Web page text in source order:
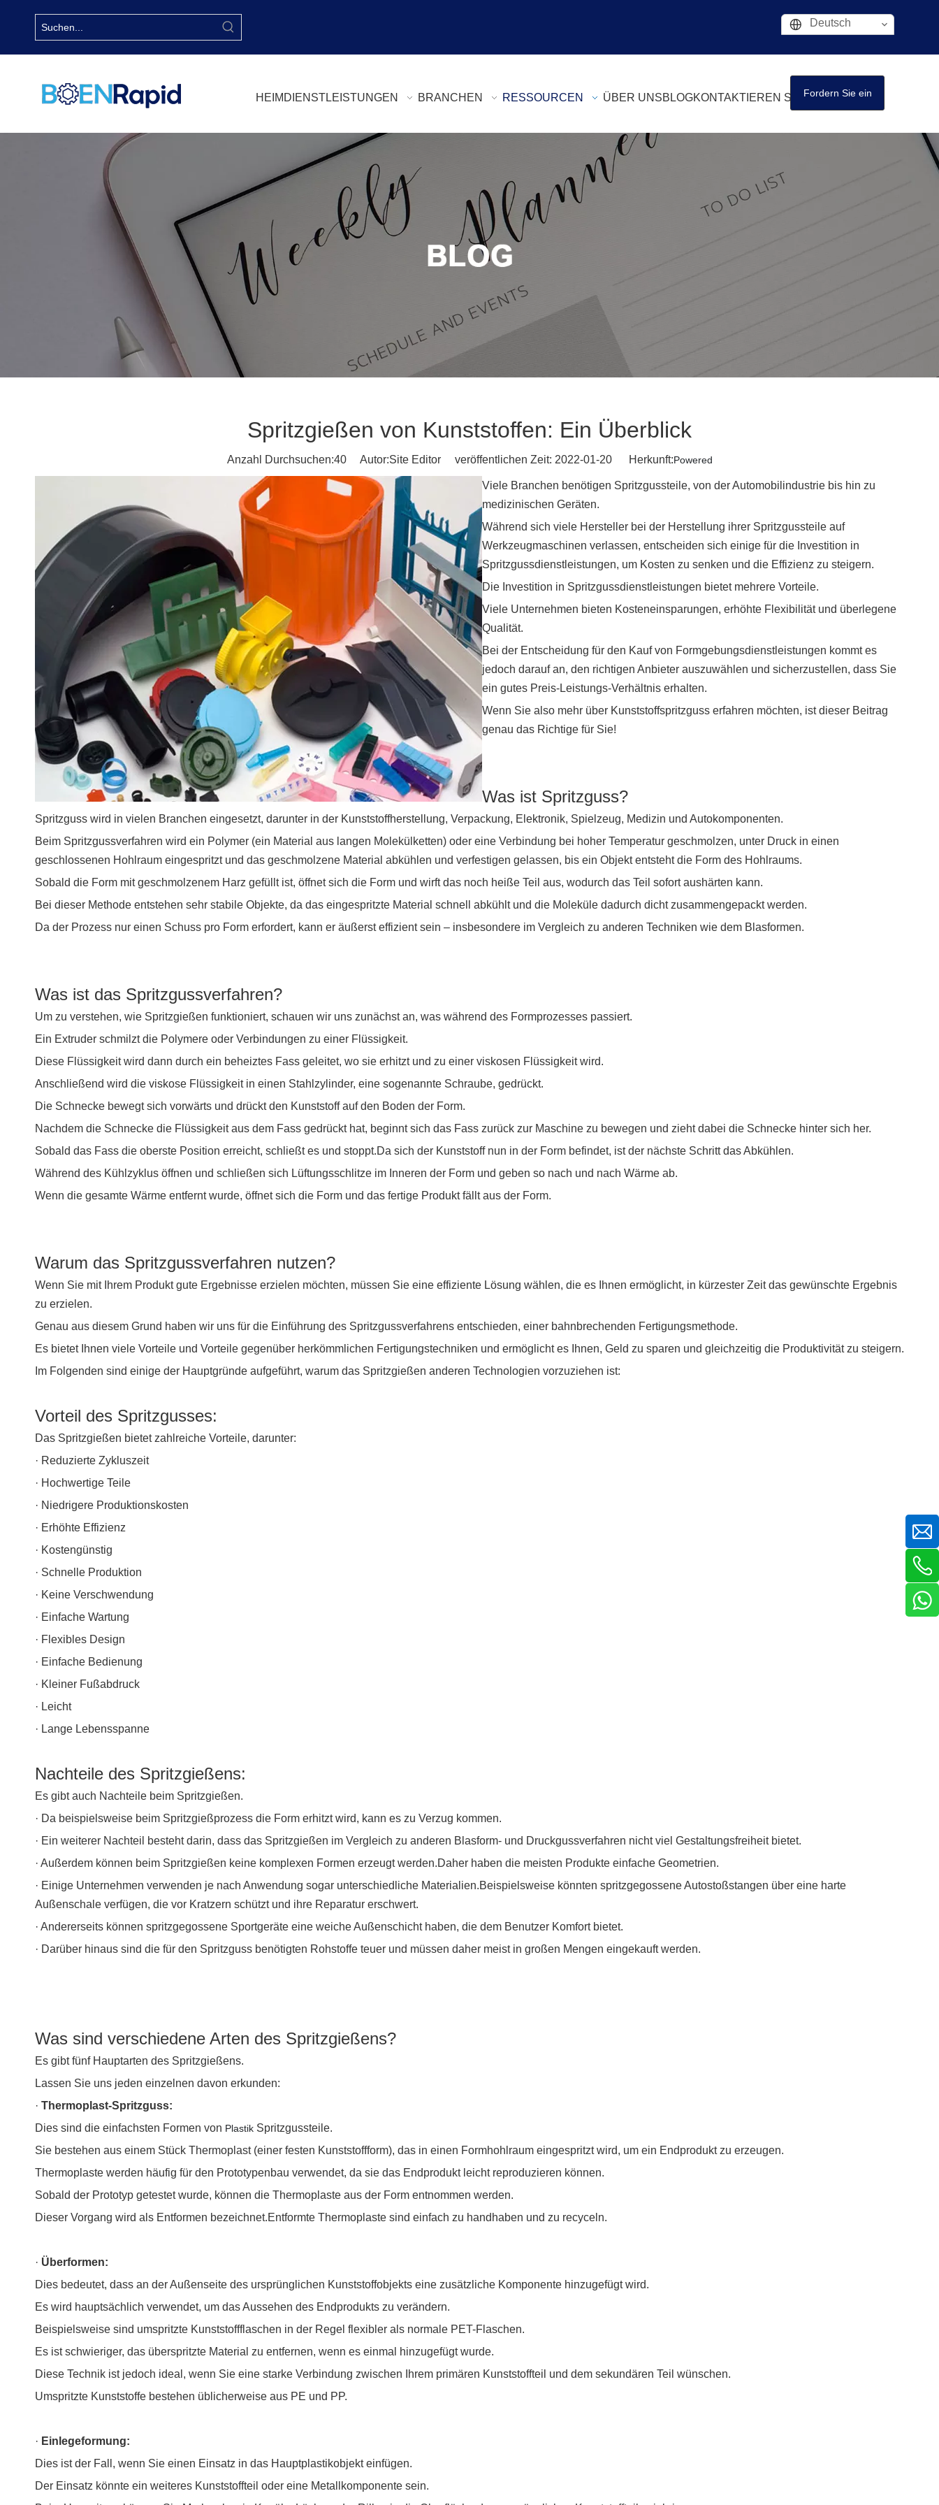
Deutsch
HEIM DIENSTLEISTUNGEN BRANCHEN RESSOURCEN ÜBER UNSBLOGKONTAKTIEREN SIE UNSFordern Sie ein
Spritzgießen von Kunststoffen: Ein Überblick
Anzahl Durchsuchen:40Autor:Site Editor veröffentlichen Zeit: 2022-01-20 Herkunft:Powered
Viele Branchen benötigen Spritzgussteile, von der Automobilindustrie bis hin zu
medizinischen Geräten.
Während sich viele Hersteller bei der Herstellung ihrer Spritzgussteile auf
Werkzeugmaschinen verlassen, entscheiden sich einige für die Investition in
Spritzgussdienstleistungen, um Kosten zu senken und die Effizienz zu steigern.
Die Investition in Spritzgussdienstleistungen bietet mehrere Vorteile.
Viele Unternehmen bieten Kosteneinsparungen, erhöhte Flexibilität und überlegene
Qualität.
Bei der Entscheidung für den Kauf von Formgebungsdienstleistungen kommt es
jedoch darauf an, den richtigen Anbieter auszuwählen und sicherzustellen, dass Sie
ein gutes Preis-Leistungs-Verhältnis erhalten.
Wenn Sie also mehr über Kunststoffspritzguss erfahren möchten, ist dieser Beitrag
genau das Richtige für Sie!
Was ist Spritzguss?
Spritzguss wird in vielen Branchen eingesetzt, darunter in der Kunststoffherstellung, Verpackung, Elektronik, Spielzeug, Medizin und Autokomponenten.
Beim Spritzgussverfahren wird ein Polymer (ein Material aus langen Molekülketten) oder eine Verbindung bei hoher Temperatur geschmolzen, unter Druck in einen
geschlossenen Hohlraum eingespritzt und das geschmolzene Material abkühlen und verfestigen gelassen, bis ein Objekt entsteht die Form des Hohlraums.
Sobald die Form mit geschmolzenem Harz gefüllt ist, öffnet sich die Form und wirft das noch heiße Teil aus, wodurch das Teil sofort aushärten kann.
Bei dieser Methode entstehen sehr stabile Objekte, da das eingespritzte Material schnell abkühlt und die Moleküle dadurch dicht zusammengepackt werden.
Da der Prozess nur einen Schuss pro Form erfordert, kann er äußerst effizient sein – insbesondere im Vergleich zu anderen Techniken wie dem Blasformen.
Was ist das Spritzgussverfahren?
Um zu verstehen, wie Spritzgießen funktioniert, schauen wir uns zunächst an, was während des Formprozesses passiert.
Ein Extruder schmilzt die Polymere oder Verbindungen zu einer Flüssigkeit.
Diese Flüssigkeit wird dann durch ein beheiztes Fass geleitet, wo sie erhitzt und zu einer viskosen Flüssigkeit wird.
Anschließend wird die viskose Flüssigkeit in einen Stahlzylinder, eine sogenannte Schraube, gedrückt.
Die Schnecke bewegt sich vorwärts und drückt den Kunststoff auf den Boden der Form.
Nachdem die Schnecke die Flüssigkeit aus dem Fass gedrückt hat, beginnt sich das Fass zurück zur Maschine zu bewegen und zieht dabei die Schnecke hinter sich her.
Sobald das Fass die oberste Position erreicht, schließt es und stoppt.Da sich der Kunststoff nun in der Form befindet, ist der nächste Schritt das Abkühlen.
Während des Kühlzyklus öffnen und schließen sich Lüftungsschlitze im Inneren der Form und geben so nach und nach Wärme ab.
Wenn die gesamte Wärme entfernt wurde, öffnet sich die Form und das fertige Produkt fällt aus der Form.
Warum das Spritzgussverfahren nutzen?
Wenn Sie mit Ihrem Produkt gute Ergebnisse erzielen möchten, müssen Sie eine effiziente Lösung wählen, die es Ihnen ermöglicht, in kürzester Zeit das gewünschte Ergebnis
zu erzielen.
Genau aus diesem Grund haben wir uns für die Einführung des Spritzgussverfahrens entschieden, einer bahnbrechenden Fertigungsmethode.
Es bietet Ihnen viele Vorteile und Vorteile gegenüber herkömmlichen Fertigungstechniken und ermöglicht es Ihnen, Geld zu sparen und gleichzeitig die Produktivität zu steigern.
Im Folgenden sind einige der Hauptgründe aufgeführt, warum das Spritzgießen anderen Technologien vorzuziehen ist:
Vorteil des Spritzgusses:
Das Spritzgießen bietet zahlreiche Vorteile, darunter:
· Reduzierte Zykluszeit
· Hochwertige Teile
· Niedrigere Produktionskosten
· Erhöhte Effizienz
· Kostengünstig
· Schnelle Produktion
· Keine Verschwendung
· Einfache Wartung
· Flexibles Design
· Einfache Bedienung
· Kleiner Fußabdruck
· Leicht
· Lange Lebensspanne
Nachteile des Spritzgießens:
Es gibt auch Nachteile beim Spritzgießen.
· Da beispielsweise beim Spritzgießprozess die Form erhitzt wird, kann es zu Verzug kommen.
· Ein weiterer Nachteil besteht darin, dass das Spritzgießen im Vergleich zu anderen Blasform- und Druckgussverfahren nicht viel Gestaltungsfreiheit bietet.
· Außerdem können beim Spritzgießen keine komplexen Formen erzeugt werden.Daher haben die meisten Produkte einfache Geometrien.
· Einige Unternehmen verwenden je nach Anwendung sogar unterschiedliche Materialien.Beispielsweise könnten spritzgegossene Autostoßstangen über eine harte
Außenschale verfügen, die vor Kratzern schützt und ihre Reparatur erschwert.
· Andererseits können spritzgegossene Sportgeräte eine weiche Außenschicht haben, die dem Benutzer Komfort bietet.
· Darüber hinaus sind die für den Spritzguss benötigten Rohstoffe teuer und müssen daher meist in großen Mengen eingekauft werden.
Was sind verschiedene Arten des Spritzgießens?
Es gibt fünf Hauptarten des Spritzgießens.
Lassen Sie uns jeden einzelnen davon erkunden:
· Thermoplast-Spritzguss:
Dies sind die einfachsten Formen von Plastik Spritzgussteile.
Sie bestehen aus einem Stück Thermoplast (einer festen Kunststoffform), das in einen Formhohlraum eingespritzt wird, um ein Endprodukt zu erzeugen.
Thermoplaste werden häufig für den Prototypenbau verwendet, da sie das Endprodukt leicht reproduzieren können.
Sobald der Prototyp getestet wurde, können die Thermoplaste aus der Form entnommen werden.
Dieser Vorgang wird als Entformen bezeichnet.Entformte Thermoplaste sind einfach zu handhaben und zu recyceln.
· Überformen:
Dies bedeutet, dass an der Außenseite des ursprünglichen Kunststoffobjekts eine zusätzliche Komponente hinzugefügt wird.
Es wird hauptsächlich verwendet, um das Aussehen des Endprodukts zu verändern.
Beispielsweise sind umspritzte Kunststoffflaschen in der Regel flexibler als normale PET-Flaschen.
Es ist schwieriger, das überspritzte Material zu entfernen, wenn es einmal hinzugefügt wurde.
Diese Technik ist jedoch ideal, wenn Sie eine starke Verbindung zwischen Ihrem primären Kunststoffteil und dem sekundären Teil wünschen.
Umspritzte Kunststoffe bestehen üblicherweise aus PE und PP.
· Einlegeformung:
Dies ist der Fall, wenn Sie einen Einsatz in das Hauptplastikobjekt einfügen.
Der Einsatz könnte ein weiteres Kunststoffteil oder eine Metallkomponente sein.